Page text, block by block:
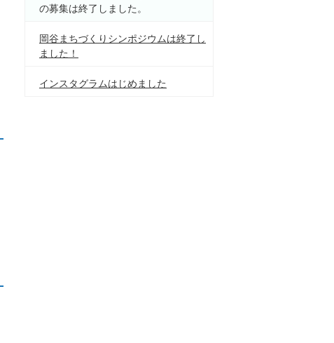
の募集は終了しました。
岡谷まちづくりシンポジウムは終了し
ました！
インスタグラムはじめました